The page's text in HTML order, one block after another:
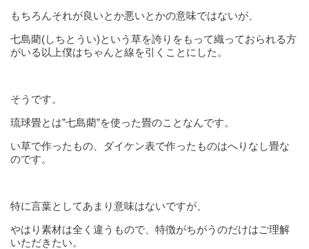
もちろんそれが良いとか悪いとかの意味ではないが、
七島藺(しちとうい)という草を誇りをもって織っておられる方
がいる以上僕はちゃんと線を引くことにした。
そうです。
琉球畳とは”七島藺”を使った畳のことなんです。
い草で作ったもの、ダイケン表で作ったものはへりなし畳な
のです。
特に言葉としてあまり意味はないですが、
やはり素材は全く違うもので、特徴がちがうのだけはご理解
いただきたい。